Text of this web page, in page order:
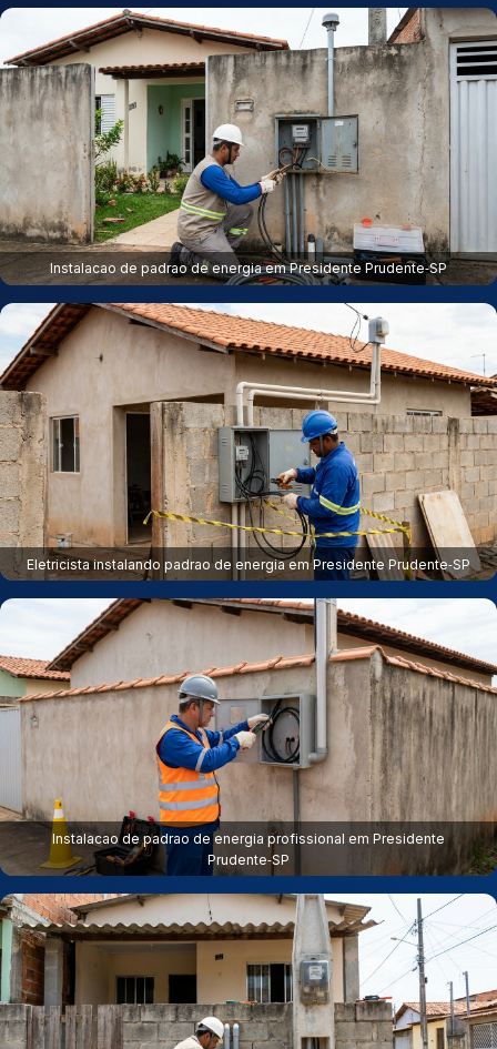
Instalacao de padrao de energia em Presidente Prudente‑SP
Eletricista instalando padrao de energia em Presidente Prudente‑SP
Instalacao de padrao de energia profissional em Presidente
Prudente‑SP